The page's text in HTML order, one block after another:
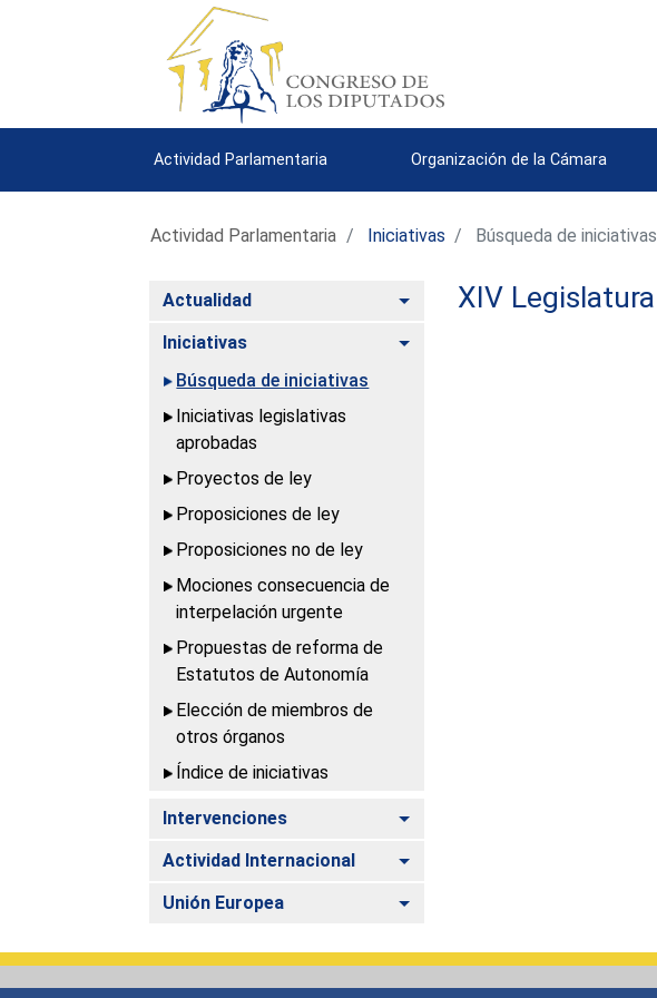
Actividad Parlamentaria Organización de la Cámara
Actividad Parlamentaria Iniciativas Búsqueda de iniciativas
Actualidad Alternar
Iniciativas
Alternar
Búsqueda de iniciativas
Iniciativas legislativas
aprobadas
Proyectos de ley
Proposiciones de ley
Proposiciones no de ley
Mociones consecuencia de
interpelación urgente
Propuestas de reforma de
Estatutos de Autonomía
Elección de miembros de
otros órganos
Índice de iniciativas
Intervenciones Alternar
Actividad Internacional Alternar
Unión Europea Alternar
XIV Legislatura